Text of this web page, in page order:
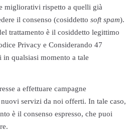
migliorativi rispetto a quelli già
il consenso (cosiddetto soft spam).
trattamento è il cosiddetto legittimo
Privacy e Considerando 47
qualsiasi momento a tale
a effettuare campagne
servizi da noi offerti. In tale caso,
è il consenso espresso, che puoi